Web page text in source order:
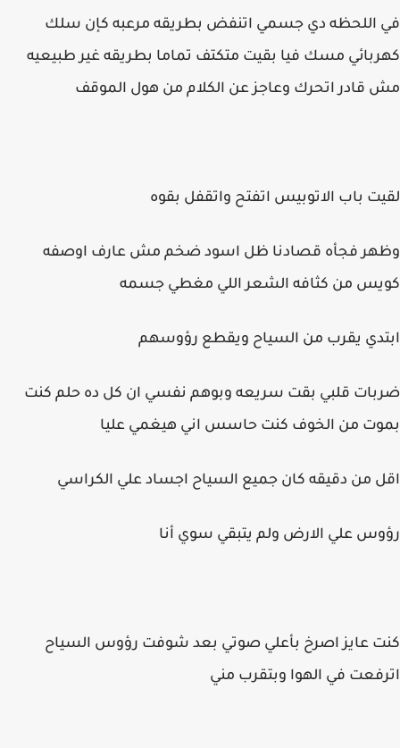
في اللحظه دي جسمي اتنفض بطريقه مرعبه كإن سلك
كهربائي مسك فيا بقيت متكتف تماما بطريقه غير طبيعيه
مش قادر اتحرك وعاجز عن الكلام من هول الموقف
لقيت باب الاتوبيس اتفتح واتقفل بقوه
وظهر فجأه قصادنا ظل اسود ضخم مش عارف اوصفه
كويس من كثافه الشعر اللي مغطي جسمه
ابتدي يقرب من السياح ويقطع رؤوسهم
ضربات قلبي بقت سريعه وبوهم نفسي ان كل ده حلم كنت
بموت من الخوف كنت حاسس اني هيغمي عليا
اقل من دقيقه كان جميع السياح اجساد علي الكراسي
رؤوس علي الارض ولم يتبقي سوي أنا
كنت عايز اصرخ بأعلي صوتي بعد شوفت رؤوس السياح
اترفعت في الهوا وبتقرب مني